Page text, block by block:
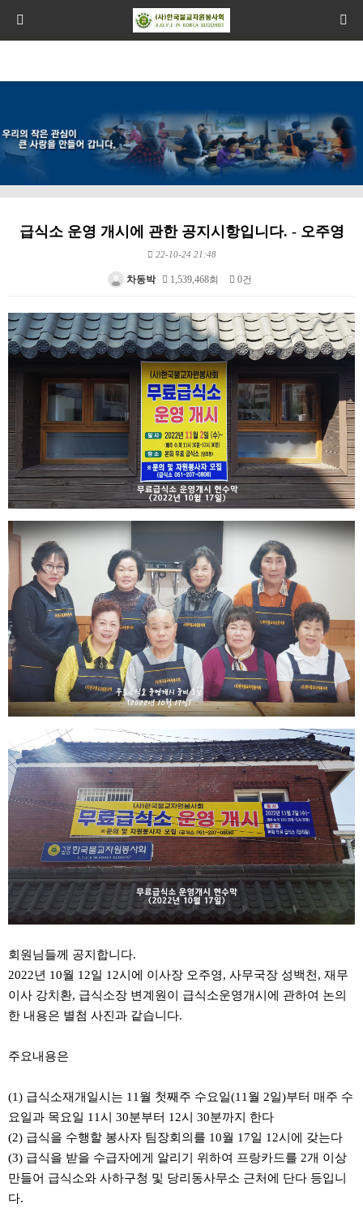
급식소 운영 개시에 관한 공지시항입니다. - 오주영
22-10-24 21:48
차동박 1,539,468회 0건
본문
회원님들께 공지합니다.
2022년 10월 12일 12시에 이사장 오주영, 사무국장 성백천, 재무
이사 강치환, 급식소장 변계원이 급식소운영개시에 관하여 논의
한 내용은 별첨 사진과 같습니다.
주요내용은
(1) 급식소재개일시는 11월 첫째주 수요일(11월 2일)부터 매주 수
요일과 목요일 11시 30분부터 12시 30분까지 한다
(2) 급식을 수행할 봉사자 팀장회의를 10월 17일 12시에 갖는다
(3) 급식을 받을 수급자에게 알리기 위하여 프랑카드를 2개 이상
만들어 급식소와 사하구청 및 당리동사무소 근처에 단다 등입니
다.